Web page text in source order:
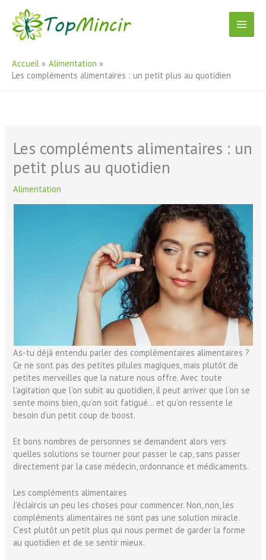
contenu
Accueil
Alimentation
Les compléments alimentaires : un petit plus au quotidien
Les compléments alimentaires : un
petit plus au quotidien
Alimentation
As-tu déjà entendu parler des complémentaires alimentaires ?
Ce ne sont pas des petites pilules magiques, mais plutôt de
petites merveilles que la nature nous offre. Avec toute
l’agitation que l’on subit au quotidien, il peut arriver que l’on se
sente moins bien, qu’on soit fatigué… et qu’on ressente le
besoin d’un petit coup de boost.
Et bons nombres de personnes se demandent alors vers
quelles solutions se tourner pour passer le cap, sans passer
directement par la case médecin, ordonnance et médicaments.
Les compléments alimentaires
J’éclaircis un peu les choses pour commencer. Non, non, les
compléments alimentaires ne sont pas une solution miracle.
C’est plutôt un petit plus qui nous permet de garder la forme
au quotidien et de se sentir mieux.